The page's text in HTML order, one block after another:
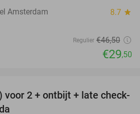
Amsterdam 8.7 star
Regulier €46,50
€29,50
54%
voor 2 + ontbijt + late check-